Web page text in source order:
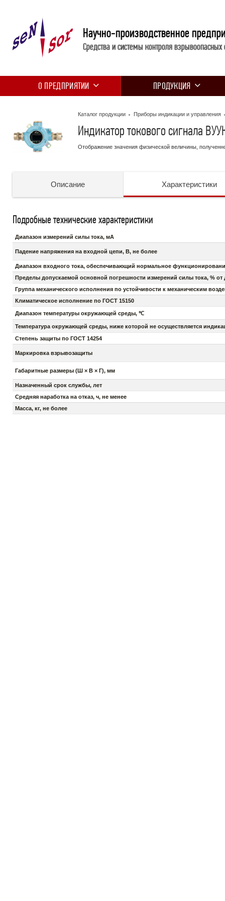
Научно-производственное
Средства и системы контроля взрывоопасных
О ПРЕДПРИЯТИИ ПРОДУКЦИЯ
Каталог продукции Приборы индикации и управления
Индикатор токового сигнала
Отображение значения физической величины,
Описание Характеристики
Подробные технические характеристики
Диапазон измерений силы тока, мА
Падение напряжения на входной цепи, В, не более
Диапазон входного тока, обеспечивающий нормальное
Пределы допускаемой основной погрешности измерений силы тока, % от
Группа механического исполнения по устойчивости к механическим
Климатическое исполнение по ГОСТ 15150
Диапазон температуры окружающей среды, ℃
Температура окружающей среды, ниже которой не осуществляется
Степень защиты по ГОСТ 14254
Маркировка взрывозащиты
Габаритные размеры (Ш × В × Г), мм
Назначенный срок службы, лет
Средняя наработка на отказ, ч, не менее
Масса, кг, не более